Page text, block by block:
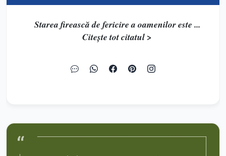
Starea firească de fericire a oamenilor este ...
Citește tot citatul >